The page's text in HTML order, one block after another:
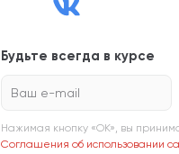
Будьте всегда в курсе
Ваш e-mail
Нажимая кнопку «ОК», вы
Соглашения об использовании